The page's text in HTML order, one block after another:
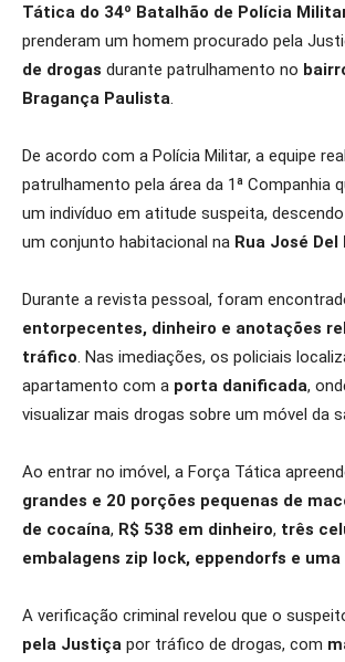
Tática do 34º Batalhão de Polícia
prenderam um homem procurado pela
de drogas durante patrulhamento no
Bragança Paulista.
De acordo com a Polícia Militar, a equipe
patrulhamento pela área da 1ª Companhia
um indivíduo em atitude suspeita,
um conjunto habitacional na Rua José Del
Durante a revista pessoal, foram
entorpecentes, dinheiro e anotações
tráfico. Nas imediações, os policiais
apartamento com a porta danificada,
visualizar mais drogas sobre um móvel da
Ao entrar no imóvel, a Força Tática
grandes e 20 porções pequenas de
de cocaína, R$ 538 em dinheiro, três
embalagens zip lock, eppendorfs e
A verificação criminal revelou que o
pela Justiça por tráfico de drogas, com